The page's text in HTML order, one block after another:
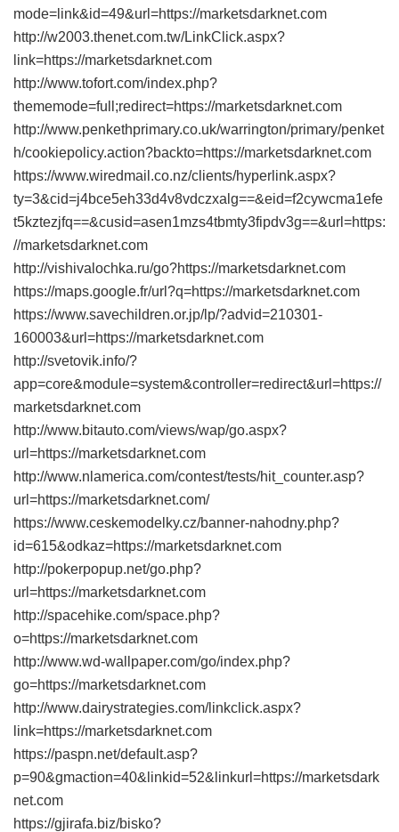
mode=link&id=49&url=https://marketsdarknet.com
http://w2003.thenet.com.tw/LinkClick.aspx?
link=https://marketsdarknet.com
http://www.tofort.com/index.php?
thememode=full;redirect=https://marketsdarknet.com
http://www.penkethprimary.co.uk/warrington/primary/penket
h/cookiepolicy.action?backto=https://marketsdarknet.com
https://www.wiredmail.co.nz/clients/hyperlink.aspx?
ty=3&cid=j4bce5eh33d4v8vdczxalg==&eid=f2cywcma1efe
t5kztezjfq==&cusid=asen1mzs4tbmty3fipdv3g==&url=https:
//marketsdarknet.com
http://vishivalochka.ru/go?https://marketsdarknet.com
https://maps.google.fr/url?q=https://marketsdarknet.com
https://www.savechildren.or.jp/lp/?advid=210301-
160003&url=https://marketsdarknet.com
http://svetovik.info/?
app=core&module=system&controller=redirect&url=https://
marketsdarknet.com
http://www.bitauto.com/views/wap/go.aspx?
url=https://marketsdarknet.com
http://www.nlamerica.com/contest/tests/hit_counter.asp?
url=https://marketsdarknet.com/
https://www.ceskemodelky.cz/banner-nahodny.php?
id=615&odkaz=https://marketsdarknet.com
http://pokerpopup.net/go.php?
url=https://marketsdarknet.com
http://spacehike.com/space.php?
o=https://marketsdarknet.com
http://www.wd-wallpaper.com/go/index.php?
go=https://marketsdarknet.com
http://www.dairystrategies.com/linkclick.aspx?
link=https://marketsdarknet.com
https://paspn.net/default.asp?
p=90&gmaction=40&linkid=52&linkurl=https://marketsdark
net.com
https://gjirafa.biz/bisko?